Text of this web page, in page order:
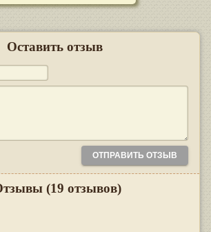
Оставить отзыв
(19 отзывов)